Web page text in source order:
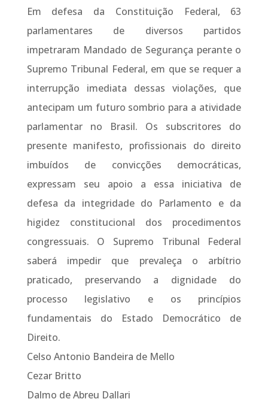
Em defesa da Constituição Federal, 63
parlamentares de diversos partidos
impetraram Mandado de Segurança perante o
Supremo Tribunal Federal, em que se requer a
interrupção imediata dessas violações, que
antecipam um futuro sombrio para a atividade
parlamentar no Brasil. Os subscritores do
presente manifesto, profissionais do direito
imbuídos de convicções democráticas,
expressam seu apoio a essa iniciativa de
defesa da integridade do Parlamento e da
higidez constitucional dos procedimentos
congressuais. O Supremo Tribunal Federal
saberá impedir que prevaleça o arbítrio
praticado, preservando a dignidade do
processo legislativo e os princípios
fundamentais do Estado Democrático de
Direito.
Celso Antonio Bandeira de Mello
Cezar Britto
Dalmo de Abreu Dallari